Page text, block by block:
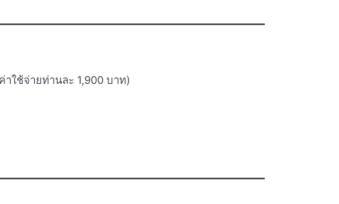
ใช้จ่ายท่านละ 1,900 บาท)